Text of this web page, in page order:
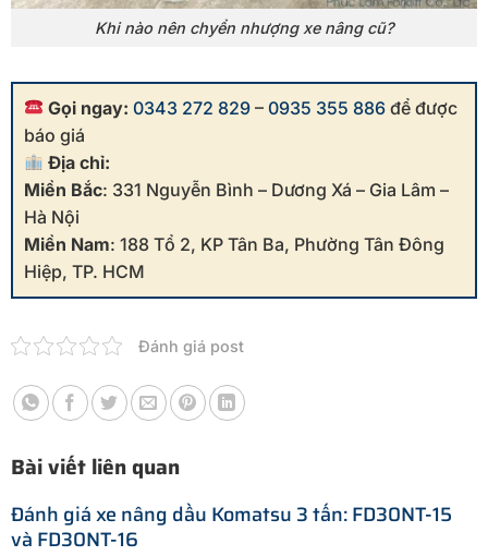
Khi nào nên chyển nhượng xe nâng cũ?
Gọi ngay: 0343 272 829 –0935 355 886 để được
báo giá
Địa chỉ:
Miền Bắc: 331 Nguyễn Bình – Dương Xá – Gia Lâm –
Hà Nội
Miền Nam: 188 Tổ 2, KP Tân Ba, Phường Tân Đông
Hiệp, TP. HCM
Đánh giá post
Bài viết liên quan
Đánh giá xe nâng dầu Komatsu 3 tấn: FD30NT-15
và FD30NT-16